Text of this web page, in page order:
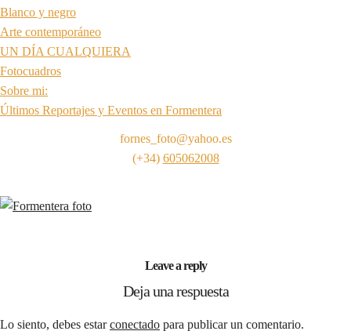
Blanco y negro
Arte contemporáneo
UN DÍA CUALQUIERA
Fotocuadros
Sobre mi:
Últimos Reportajes y Eventos en Formentera
fornes_foto@yahoo.es
(+34) 605062008
Leave a reply
Deja una respuesta
Lo siento, debes estarconectado para publicar un comentario.